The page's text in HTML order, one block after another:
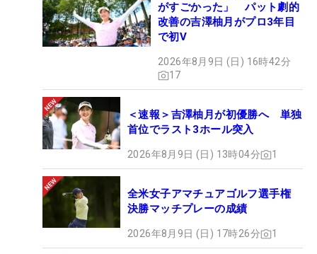
がすごかった」 パット劇的
改善の吉澤柚月がプロ3年目
で初V
2026年8月9日 (日) 16時42分
17
＜速報＞吉澤柚月が初優勝へ 単独
首位でラスト3ホール突入
2026年8月9日 (日) 13時04分 1
全米女子アマチュアゴルフ選手権
決勝マッチプレーの成績
2026年8月9日 (日) 17時26分 1